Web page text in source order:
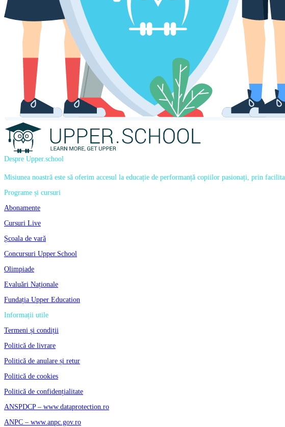
Despre Upper.school
Misiunea noastră este să oferim accesul la educație de performanță copiilor pasionați, prin
Programe și cursuri
Abonamente
Cursuri Live
Școala de vară
Concursuri Upper.School
Olimpiade
Evaluări Naționale
Fundația Upper Education
Informații utile
Termeni și condiții
Politică de livrare
Politică de anulare și retur
Politică de cookies
Politică de confidențialitate
ANSPDCP – www.dataprotection.ro
ANPC – www.anpc.gov.ro